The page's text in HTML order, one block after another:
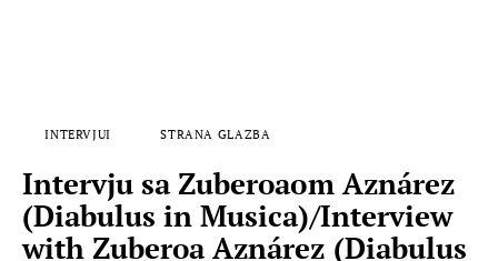
INTERVJUI STRANA GLAZBA
Intervju sa Zuberoaom Aznárez
(Diabulus in Musica)/Interview
with Zuberoa Aznárez (Diabulus